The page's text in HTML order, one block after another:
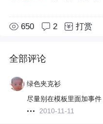
650 2 打赏
全部评论
绿色夹克衫
尽量别在模板里面加事
2010-11-11